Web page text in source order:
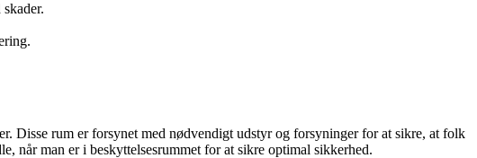
Disse rum er forsynet med nødvendigt udstyr og forsyninger for at sikre, at folk
når man er i beskyttelsesrummet for at sikre optimal sikkerhed.